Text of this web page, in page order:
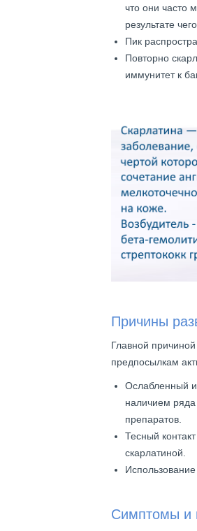
что они часто
результате
Пик
Повторно
иммунитет к
Причины
Главной
предпосылкам
Ослабленный
наличием
препаратов.
Тесный
скарлатиной.
Симптомы и